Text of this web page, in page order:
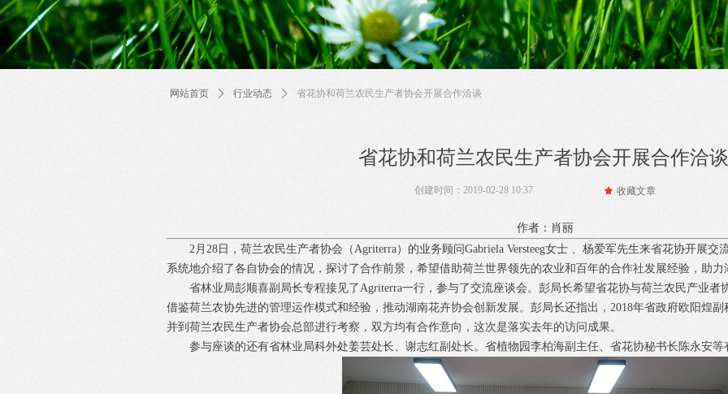
网站首页 ꄲ 行业动态 ꄲ 省花协和荷兰农民生产者协会开展合作洽谈
创建时间： 2019-02-28 10:37
省花协和荷兰农民生产者协会开展合作洽谈
作者：肖丽
2月28日，荷兰农民生产者协会（Agriterra）的业务顾问Gabriela Versteeg女士 、杨爱军先生来省花协开展交
系统地介绍了各自协会的情况，探讨了合作前景，希望借助荷兰世界领先的农业和百年的合作社发展经验，助
省林业局彭顺喜副局长专程接见了Agriterra一行，参与了交流座谈会。彭局长希望省花协与荷兰农民产业者
借鉴荷兰农协先进的管理运作模式和经验，推动湖南花卉协会创新发展。彭局长还指出，2018年省政府欧阳煌
并到荷兰农民生产者协会总部进行考察，双方均有合作意向，这次是落实去年的访问成果。
参与座谈的还有省林业局科外处姜芸处长、谢志红副处长。省植物园李柏海副主任、省花协秘书长陈永安
끄 收藏文章